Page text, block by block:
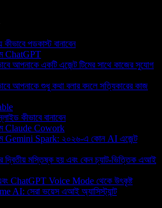
পডকাস্ট বানাবেন
ChatGPT
আপনাকে একটি এজেন্ট টিমের সাথে কাজের সুযোগ
আপনাকে শুধু কথা বলার বদলে সত্যিকারের কাজ
কীভাবে বানাবেন
Claude Cowork
Gemini Spark: ২০২৬-এ কোন AI এজেন্ট
দ্বিতীয় মস্তিষ্ক হয় এবং কেন চ্যাট-ভিত্তিক এআই
ChatGPT Voice Mode থেকে উৎকৃষ্ট
AI: সেরা ভয়েস এআই অ্যাসিস্ট্যান্ট